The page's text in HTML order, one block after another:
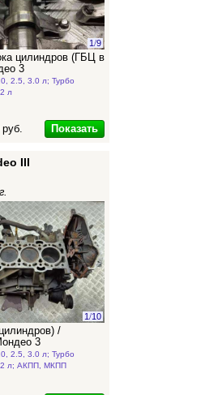
1/9
цилиндров (ГБЦ в
3
2.5, 3.0 л; Турбо
л
руб. Показать
III
1/10
/
3
2.5, 3.0 л; Турбо
л; АКПП, МКПП